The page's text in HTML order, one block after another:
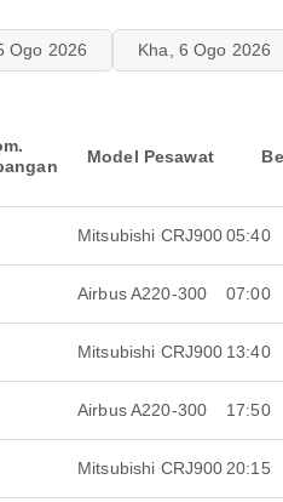
Ogo 2026 Kha, 6 Ogo 2026
Model Pesawat
Mitsubishi CRJ90005:40
Airbus A220-300 07:00
Mitsubishi CRJ900 13:40
Airbus A220-300 17:50
Mitsubishi CRJ900 20:15